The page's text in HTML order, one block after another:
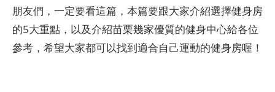
朋友們，一定要看這篇，本篇要跟大家介紹選擇健身房
的5大重點，以及介紹苗栗幾家優質的健身中心給各位
參考，希望大家都可以找到適合自己運動的健身房喔！